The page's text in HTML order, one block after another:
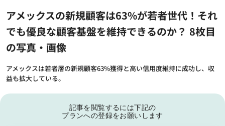
アメックスの新規顧客は63%が若者世代！それ
でも優良な顧客基盤を維持できるのか？ 8枚目
の写真・画像
アメックスは若者層の新規顧客63%獲得と高い信用度維持に成功し、収
益も拡大している。
記事を閲覧するには下記の
プランへの登録をお願いします